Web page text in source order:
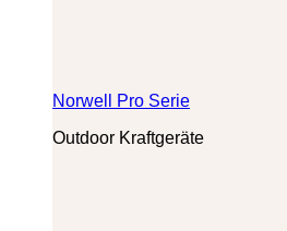
Norwell Pro Serie
Outdoor Kraftgeräte